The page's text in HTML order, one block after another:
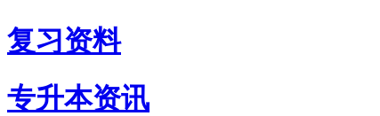
复习资料
专升本资讯